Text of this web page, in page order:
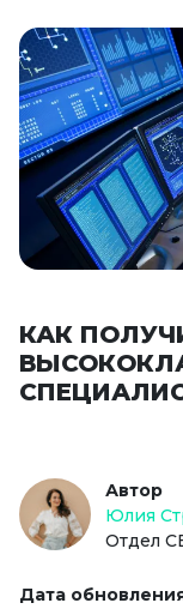
КАК
Автор
Юлия
Отдел
Дата